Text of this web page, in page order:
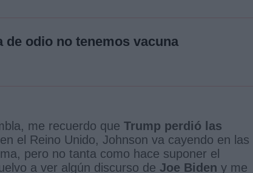
de odio no tenemos vacuna
me recuerdo que Trump perdió las
el Reino Unido, Johnson va cayendo en las
pero no tanta como hace suponer el
a ver algún discurso de Joe Biden y me